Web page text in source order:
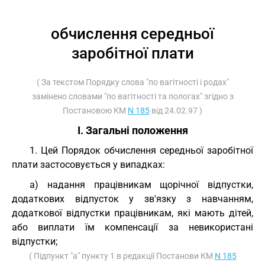
обчислення середньої
заробітної плати
( За текстом Порядку слова "по вагітності і родах"
замінено словами "по вагітності та пологах" згідно з
Постановою КМ N 185 від 24.02.97 )
I. Загальні положення
1. Цей Порядок обчислення середньої заробітної
плати застосовується у випадках:
а) надання працівникам щорічної відпустки,
додаткових відпусток у зв'язку з навчанням,
додаткової відпустки працівникам, які мають дітей,
або виплати їм компенсації за невикористані
відпустки;
( Підпункт "а" пункту 1 в редакції Постанови КМ N 185